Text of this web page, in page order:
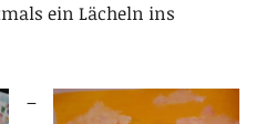
ein Lächeln ins